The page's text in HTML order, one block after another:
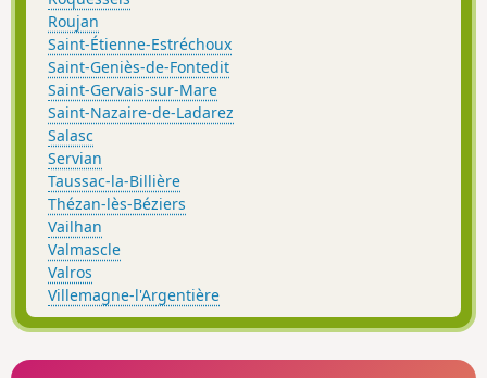
Roujan
Saint-Étienne-Estréchoux
Saint-Geniès-de-Fontedit
Saint-Gervais-sur-Mare
Saint-Nazaire-de-Ladarez
Salasc
Servian
Taussac-la-Billière
Thézan-lès-Béziers
Vailhan
Valmascle
Valros
Villemagne-l'Argentière